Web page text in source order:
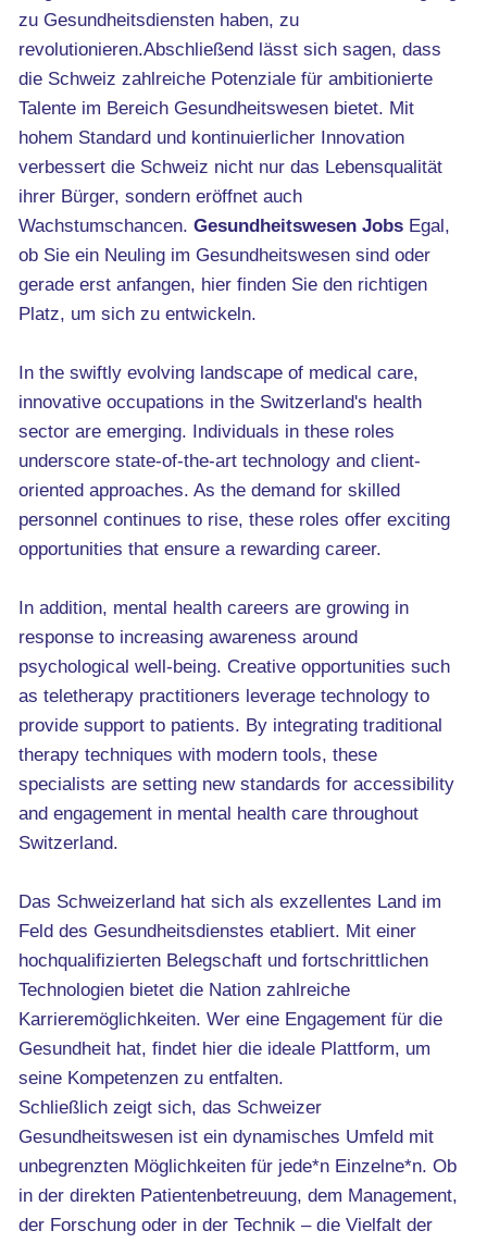
zu Gesundheitsdiensten haben, zu
revolutionieren.Abschließend lässt sich sagen, dass
die Schweiz zahlreiche Potenziale für ambitionierte
Talente im Bereich Gesundheitswesen bietet. Mit
hohem Standard und kontinuierlicher Innovation
verbessert die Schweiz nicht nur das Lebensqualität
ihrer Bürger, sondern eröffnet auch
Wachstumschancen. Gesundheitswesen Jobs Egal,
ob Sie ein Neuling im Gesundheitswesen sind oder
gerade erst anfangen, hier finden Sie den richtigen
Platz, um sich zu entwickeln.
In the swiftly evolving landscape of medical care,
innovative occupations in the Switzerland's health
sector are emerging. Individuals in these roles
underscore state-of-the-art technology and client-
oriented approaches. As the demand for skilled
personnel continues to rise, these roles offer exciting
opportunities that ensure a rewarding career.
In addition, mental health careers are growing in
response to increasing awareness around
psychological well-being. Creative opportunities such
as teletherapy practitioners leverage technology to
provide support to patients. By integrating traditional
therapy techniques with modern tools, these
specialists are setting new standards for accessibility
and engagement in mental health care throughout
Switzerland.
Das Schweizerland hat sich als exzellentes Land im
Feld des Gesundheitsdienstes etabliert. Mit einer
hochqualifizierten Belegschaft und fortschrittlichen
Technologien bietet die Nation zahlreiche
Karrieremöglichkeiten. Wer eine Engagement für die
Gesundheit hat, findet hier die ideale Plattform, um
seine Kompetenzen zu entfalten.
Schließlich zeigt sich, das Schweizer
Gesundheitswesen ist ein dynamisches Umfeld mit
unbegrenzten Möglichkeiten für jede*n Einzelne*n. Ob
in der direkten Patientenbetreuung, dem Management,
der Forschung oder in der Technik – die Vielfalt der